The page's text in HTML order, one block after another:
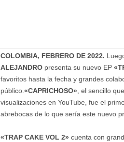
COLOMBIA, FEBRERO DE 2022.
ALEJANDROpresenta su nuevo EP
favoritos hasta la fecha y grandes
público. «CAPRICHOSO» , el sencillo
visualizaciones en YouTube, fue el
abrebocas de lo que sería este nuevo
«TRAP CAKE VOL 2» cuenta con